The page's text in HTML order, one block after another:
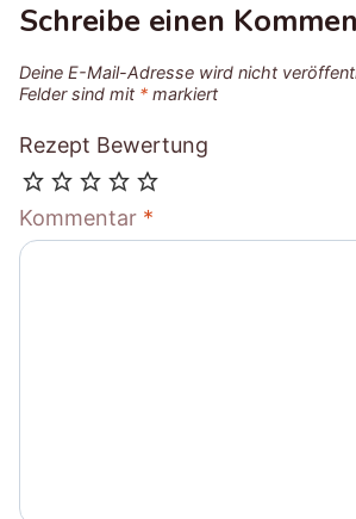
Schreibe einen
Deine E-Mail-Adresse wird nicht
Felder sind mit * markiert
Rezept Bewertung
Kommentar *